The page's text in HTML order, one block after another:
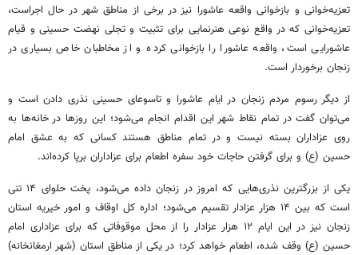
تعزیه‌خوانی و بازخوانی واقعه عاشورا نیز در برخی از مناطق شهر در حال اجراست،
تعزیه‌خوانی که در واقع نوعی هنرنمایی برای تثبیت و تجلی نهضت حسینی و قیام
عاشورایی است، واقعه عاشورا را بازخوانی کرده و از مخاطبان خاص بسیاری در
زنجان برخوردار است.
از دیگر رسوم مردم زنجان در ایام عاشورا و تاسوعای حسینی نذری دادن است و
می‌توان گفت در تمام نقاط شهر این اقدام انجام می‌شود؛ این روزها در خانه‌ها به
روی عزاداران بسته نیست و در تمام مناطق هستند کسانی که به عشق امام
حسین (ع) و برای گرفتن حاجات خود سفره اطعام برای عزاداران برپا کرده‌اند.
یکی از بزرگترین نذری‌هایی که امروز در زنجان داده می‌شود، پخت حلوای ۱۴ تنی
است که بین ۱۴ هزار عزادار تقسیم می‌شود؛
اداره کل اوقاف و امور خیریه استان
زنجان نیز در این ایام ۱۲ هزار عزادار را از محل موقوفاتی که برای عزاداری امام
حسین (ع) وقف شده، اطعام خواهد کرد؛ در یکی از مناطق استان (شهر ارمغانخانه)